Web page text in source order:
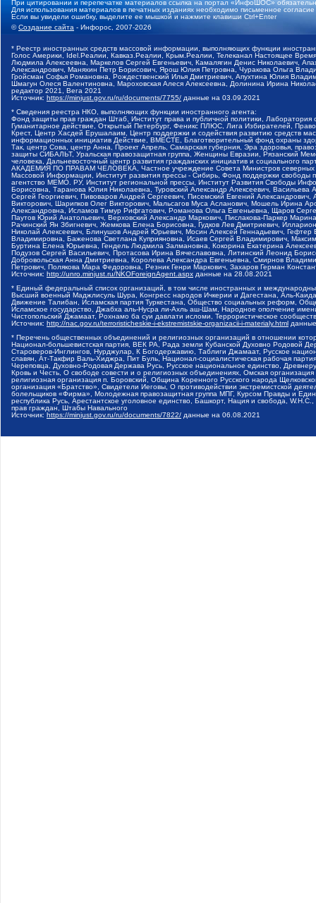
При цитировании и перепечатке материалов ссылка на портал «ИнфоШОС»
Для использования материалов в печатных изданиях необходимо письменное
Если вы увидели ошибку, выделите ее мышкой и нажмите клавиши Ctrl+Enter
©Создание сайта - Инфорос, 2007-2026
* Реестр иностранных средств массовой информации, выполняющих функции
Голос Америки, Idel.Реалии, Кавказ.Реалии, Крым.Реалии, Телеканал Настоящее
Людмила Алексеевна, Маркелов Сергей Евгеньевич, Камалягин Денис Николаевич,
Александрович, Маняхин Петр Борисович, Ярош Юлия Петровна, Чуракова Ольга
Гройсман Софья Романовна, Рождественский Илья Дмитриевич, Апухтина Юлия
Шмагун Олеся Валентиновна, Мароховская Алеся Алексеевна, Долинина Ирина
редактор 2021, Вега 2021
Источник: https://minjust.gov.ru/ru/documents/7755/ данные на 03.09.2021
* Сведения реестра НКО, выполняющих функции иностранного агента:
Фонд защиты прав граждан Штаб, Институт права и публичной политики,
Гуманитарное действие, Открытый Петербург, Феникс ПЛЮС, Лига Избирателей,
Крест, Центр Хасдей Ерушалаим, Центр поддержки и содействия развитию средств
информационных инициатив Действие, ВМЕСТЕ, Благотворительный фонд охраны
Так, центр Сова, центр Анна, Проект Апрель, Самарская губерния, Эра здоровья,
защиты СИБАЛЬТ, Уральская правозащитная группа, Женщины Евразии, Рязанский
человека, Дальневосточный центр развития гражданских инициатив и социального
АКАДЕМИЯ ПО ПРАВАМ ЧЕЛОВЕКА, Частное учреждение Совета Министров северных
Массовой Информации, Институт развития прессы - Сибирь, Фонд поддержки
агентство МЕМО. РУ, Институт региональной прессы, Институт Развития Свободы
Борисовна, Таранова Юлия Николаевна, Туровский Александр Алексеевич,
Сергей Георгиевич, Пивоваров Андрей Сергеевич, Писемский Евгений
Викторович, Шарипков Олег Викторович, Мальсагов Муса Асланович, Мошель Ирина
Александровна, Исламов Тимур Рифгатович, Романова Ольга Евгеньевна, Щаров
Паутов Юрий Анатольевич, Верховский Александр Маркович, Пислакова-Паркер
Рачинский Ян Збигневич, Жемкова Елена Борисовна, Гудков Лев Дмитриевич,
Николай Алексеевич, Блинушов Андрей Юрьевич, Мосин Алексей Геннадьевич,
Владимировна, Баженова Светлана Куприяновна, Исаев Сергей Владимирович,
Буртина Елена Юрьевна, Гендель Людмила Залмановна, Кокорина Екатерина
Подузов Сергей Васильевич, Протасова Ирина Вячеславовна, Литинский Леонид
Добровольская Анна Дмитриевна, Королева Александра Евгеньевна, Смирнов
Петрович, Полякова Мара Федоровна, Резник Генри Маркович, Захаров Герман
Источник: http://unro.minjust.ru/NKOForeignAgent.aspx данные на 28.08.2021
* Единый федеральный список организаций, в том числе иностранных и
Высший военный Маджлисуль Шура, Конгресс народов Ичкерии и Дагестана, Аль-
Движение Талибан, Исламская партия Туркестана, Общество социальных реформ,
Исламское государство, Джабха аль-Нусра ли-Ахль аш-Шам, Народное ополчение
Чистопольский Джамаат, Рохнамо ба суи давлати исломи, Террористическое
Источник: http://nac.gov.ru/terroristicheskie-i-ekstremistskie-organizacii-i-materialy.html
* Перечень общественных объединений и религиозных организаций в отношении
Национал-большевистская партия, ВЕК РА, Рада земли Кубанской Духовно Родовой
Староверов-Инглингов, Нурджулар, К Богодержавию, Таблиги Джамаат, Русское
славян, Ат-Такфир Валь-Хиджра, Пит Буль, Национал-социалистическая рабочая
Череповца, Духовно-Родовая Держава Русь, Русское национальное единство,
Кровь и Честь, О свободе совести и о религиозных объединениях, Омская
религиозная организация п. Боровский, Община Коренного Русского народа
организация «Братство», Свидетели Иеговы, О противодействии экстремистской
болельщиков «Фирма», Молодежная правозащитная группа МПГ, Курсом Правды и
республика Русь, Арестантское уголовное единство, Башкорт, Нация и свобода,
прав граждан, Штабы Навального
Источник: https://minjust.gov.ru/ru/documents/7822/ данные на 06.08.2021